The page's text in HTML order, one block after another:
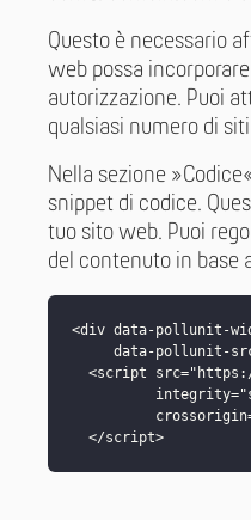
Questo è necessario
web possa
autorizzazione. Puoi
qualsiasi numero di
Nella sezione
snippet di codice.
tuo sito web. Puoi
del contenuto in base
<div data-pollunit-
data-pollunit-
<script
  </script>